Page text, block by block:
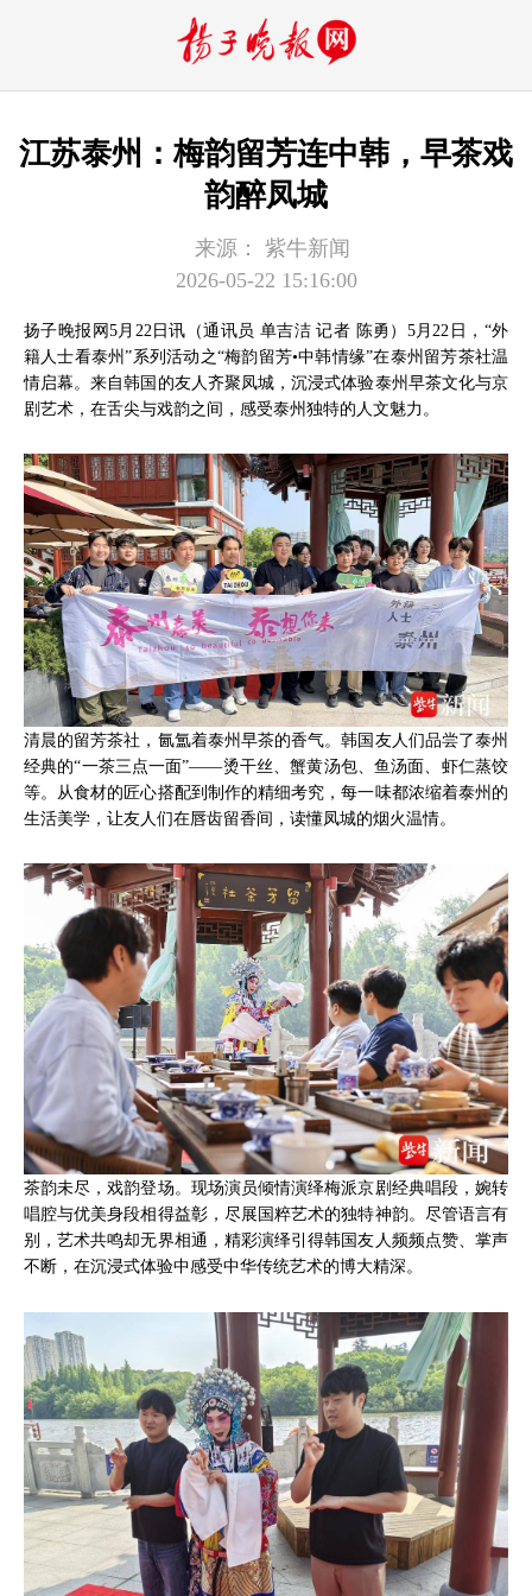
江苏泰州：梅韵留芳连中韩，早茶戏
韵醉凤城
来源：
紫牛新闻
2026-05-22 15:16:00
扬子晚报网5月22日讯（通讯员 单吉洁 记者 陈勇）5月22日，“外
籍人士看泰州”系列活动之“梅韵留芳•中韩情缘”在泰州留芳茶社温
情启幕。来自韩国的友人齐聚凤城，沉浸式体验泰州早茶文化与京
剧艺术，在舌尖与戏韵之间，感受泰州独特的人文魅力。
清晨的留芳茶社，氤氲着泰州早茶的香气。韩国友人们品尝了泰州
经典的“一茶三点一面”——烫干丝、蟹黄汤包、鱼汤面、虾仁蒸饺
等。从食材的匠心搭配到制作的精细考究，每一味都浓缩着泰州的
生活美学，让友人们在唇齿留香间，读懂凤城的烟火温情。
茶韵未尽，戏韵登场。现场演员倾情演绎梅派京剧经典唱段，婉转
唱腔与优美身段相得益彰，尽展国粹艺术的独特神韵。尽管语言有
别，艺术共鸣却无界相通，精彩演绎引得韩国友人频频点赞、掌声
不断，在沉浸式体验中感受中华传统艺术的博大精深。